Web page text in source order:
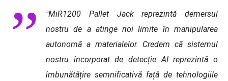
"MiR1200 Pallet Jack reprezintă demersul
nostru de a atinge noi limite în manipularea
autonomă a materialelor. Credem că sistemul
nostru încorporat de detecție AI reprezintă o
îmbunătățire semnificativă față de tehnologiile